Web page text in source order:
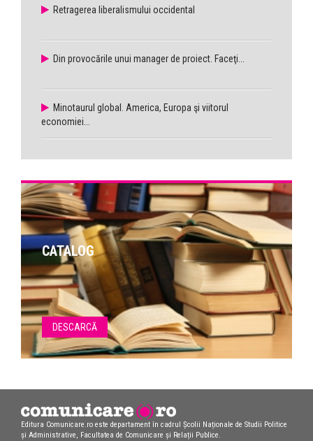
Retragerea liberalismului occidental
Din provocările unui manager de proiect. Faceţi...
Minotaurul global. America, Europa şi viitorul
economiei...
CATALOG
DESCARCĂ
Editura Comunicare.ro este departament în cadrul Școlii Naționale de Studii Politice
și Administrative, Facultatea de Comunicare și Relații Publice.